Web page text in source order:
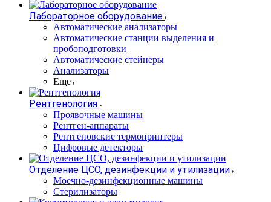
Лабораторное оборудование
Автоматические анализаторы
Автоматические станции выделения и
пробоподготовки
Автоматические стейнеры
Анализаторы
Еще
Рентгенология
Проявочные машины
Рентген-аппараты
Рентгеновские термопринтеры
Цифровые детекторы
Отделение ЦСО, дезинфекции и утилизации
Моечно-дезинфекционные машины
Стерилизаторы